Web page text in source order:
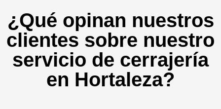
¿Qué opinan nuestros
clientes sobre nuestro
servicio de cerrajería
en Hortaleza?